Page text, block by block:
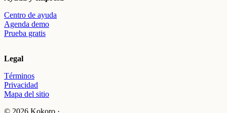
Centro de ayuda
Agenda demo
Prueba gratis
Legal
Términos
Privacidad
Mapa del sitio
© 2026 Kokoro ·